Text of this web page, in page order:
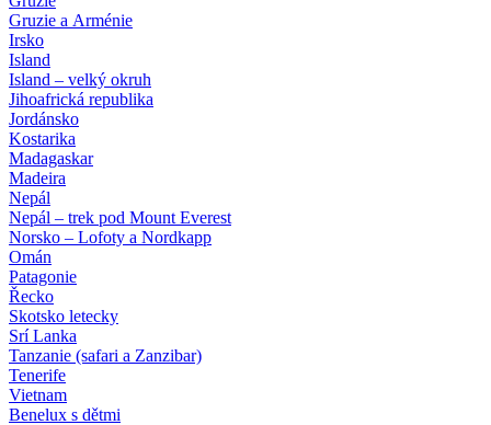
Gruzie a Arménie
Irsko
Island
Island – velký okruh
Jihoafrická republika
Jordánsko
Kostarika
Madagaskar
Madeira
Nepál
Nepál – trek pod Mount Everest
Norsko – Lofoty a Nordkapp
Omán
Patagonie
Řecko
Skotsko letecky
Srí Lanka
Tanzanie (safari a Zanzibar)
Tenerife
Vietnam
Benelux s dětmi